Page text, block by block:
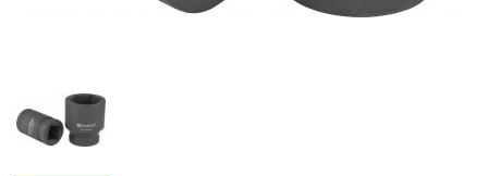
Доставка и оплата